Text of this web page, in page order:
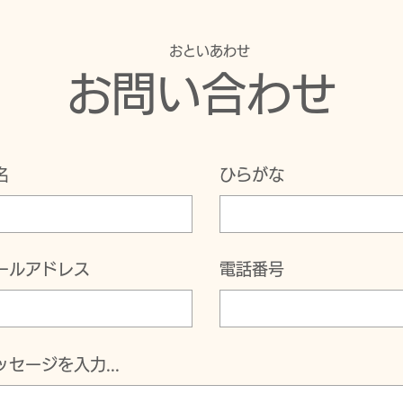
聞く姿勢
​おといあわせ
お問い合わせ
ひらがな
ルアドレス 電話番号
セージを入力...